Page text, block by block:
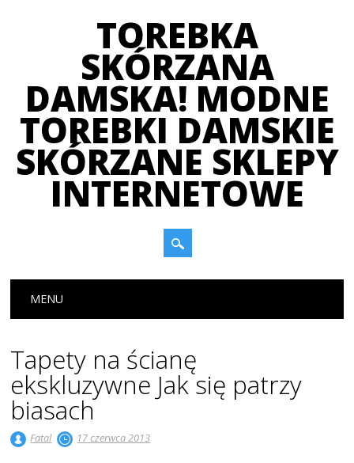
TOREBKA
SKÓRZANA
DAMSKA! MODNE
TOREBKI DAMSKIE
SKÓRZANE SKLEPY
INTERNETOWE
Main menu
MENU
Tapety na ścianę
ekskluzywne Jak się patrzy
biasach
Fatal 17 czerwca 2013